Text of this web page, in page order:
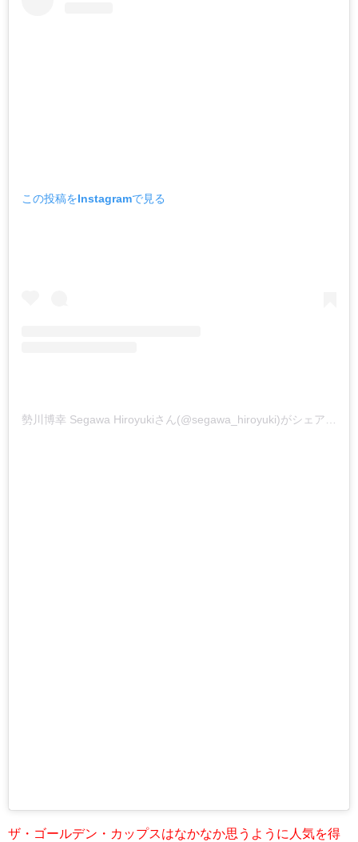
この投稿をInstagramで見る
勢川博幸 Segawa Hiroyukiさん(@segawa_hiroyuki)がシェアした投稿 –
ザ・ゴールデン・カップスはなかなか思うように人気を得